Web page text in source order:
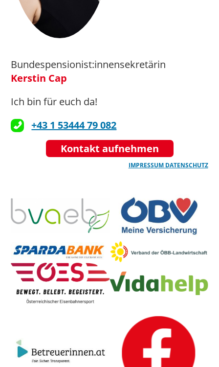
Bundespensionist:innensekretärin
Kerstin Cap
Ich bin für euch da!
+43 1 53444 79 082
Kontakt aufnehmen
IMPRESSUM DATENSCHUTZ